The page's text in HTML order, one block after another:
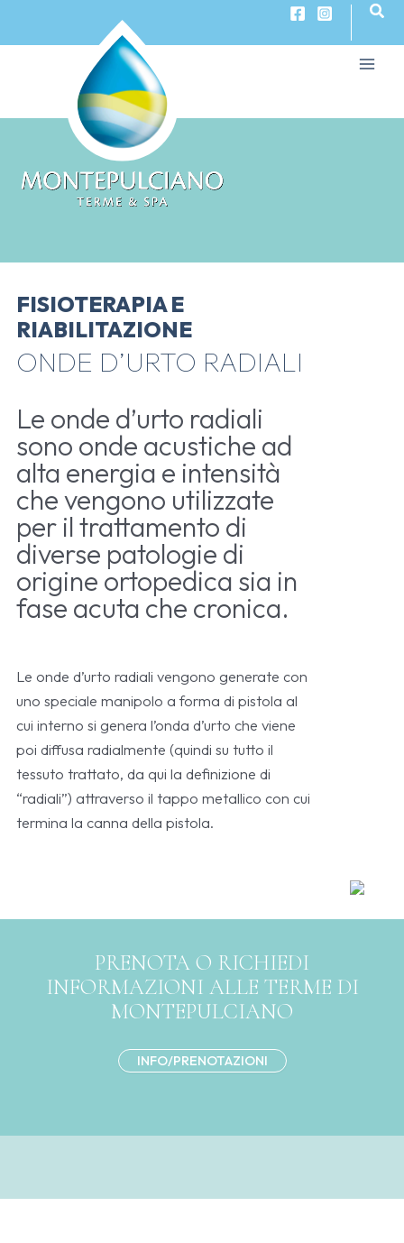
FISIOTERAPIA E
RIABILITAZIONE
ONDE D’URTO RADIALI
Le onde d’urto radiali
sono onde acustiche ad
alta energia e intensità
che vengono utilizzate
per il trattamento di
diverse patologie di
origine ortopedica sia in
fase acuta che cronica.
Le onde d’urto radiali vengono generate con
uno speciale manipolo a forma di pistola al
cui interno si genera l’onda d’urto che viene
poi diffusa radialmente (quindi su tutto il
tessuto trattato, da qui la definizione di
“radiali”) attraverso il tappo metallico con cui
termina la canna della pistola.
PRENOTA O RICHIEDI
INFORMAZIONI ALLE TERME DI
MONTEPULCIANO
INFO/PRENOTAZIONI